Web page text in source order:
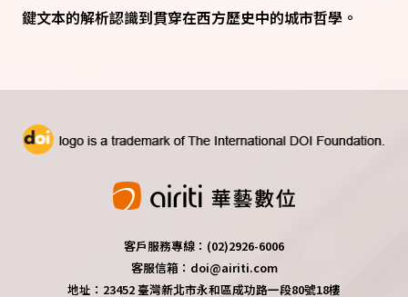
鍵文本的解析認識到貫穿在西方歷史中的城市哲學。
客戶服務專線：(02)2926-6006
客服信箱：doi@airiti.com
地址：23452 臺灣新北市永和區成功路一段80號18樓